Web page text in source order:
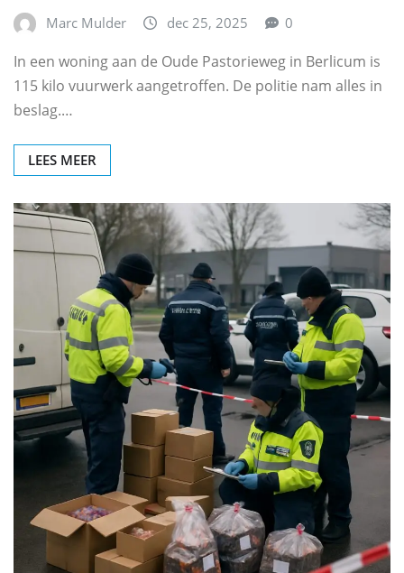
Marc Mulder dec 25, 2025 0
In een woning aan de Oude Pastorieweg in Berlicum is
115 kilo vuurwerk aangetroffen. De politie nam alles in
beslag.…
LEES MEER